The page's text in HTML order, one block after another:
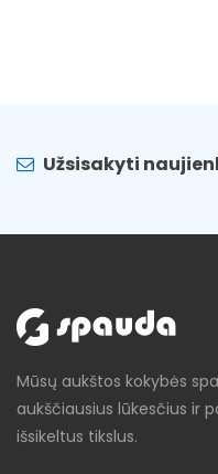
Užsisakyti
Mūsų aukštos kokybės
aukščiausius lūkesčius ir
išsikeltus tikslus.